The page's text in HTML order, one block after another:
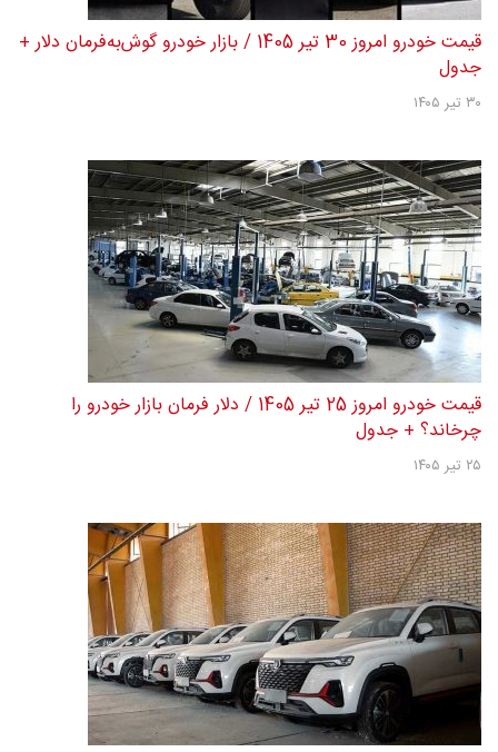
قیمت خودرو امروز 30 تیر 1405 / بازار خودرو گوش‌به‌فرمان دلار +
جدول
۳۰ تیر ۱۴۰۵
قیمت خودرو امروز 25 تیر 1405 / دلار فرمان بازار خودرو را
چرخاند؟ + جدول
۲۵ تیر ۱۴۰۵